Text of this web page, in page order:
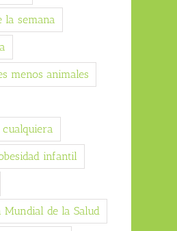
la semana
menos animales
infantil
Mundial de la Salud